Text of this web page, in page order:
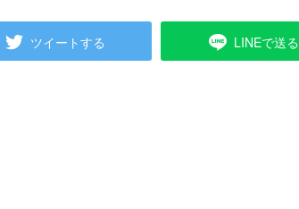
ツイートする LINEで送る